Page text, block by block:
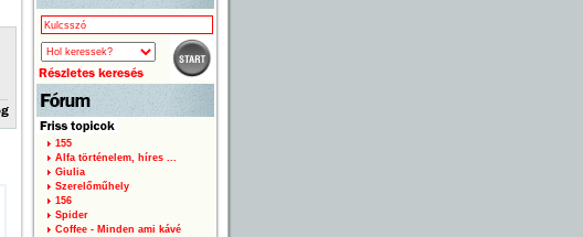
155
Alfa történelem, híres ...
Giulia
Szerelőműhely
156
Spider
Coffee - Minden ami kávé